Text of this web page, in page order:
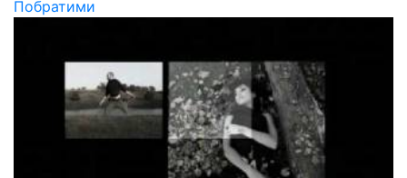
Побратими